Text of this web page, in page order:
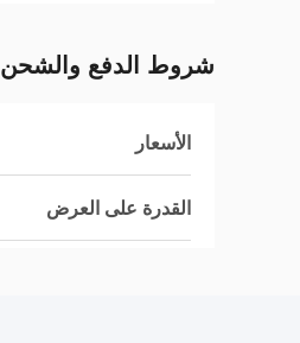
شروط الدفع والشحن
الأسعار
القدرة على العرض